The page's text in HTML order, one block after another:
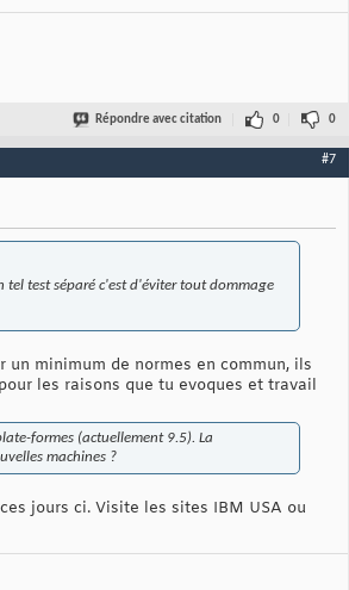
Répondre avec citation 0 0
#7
tel test séparé c'est d'éviter tout dommage
minimum de normes en commun, ils
les raisons que tu evoques et travail
formes (actuellement 9.5). La
machines ?
jours ci. Visite les sites IBM USA ou